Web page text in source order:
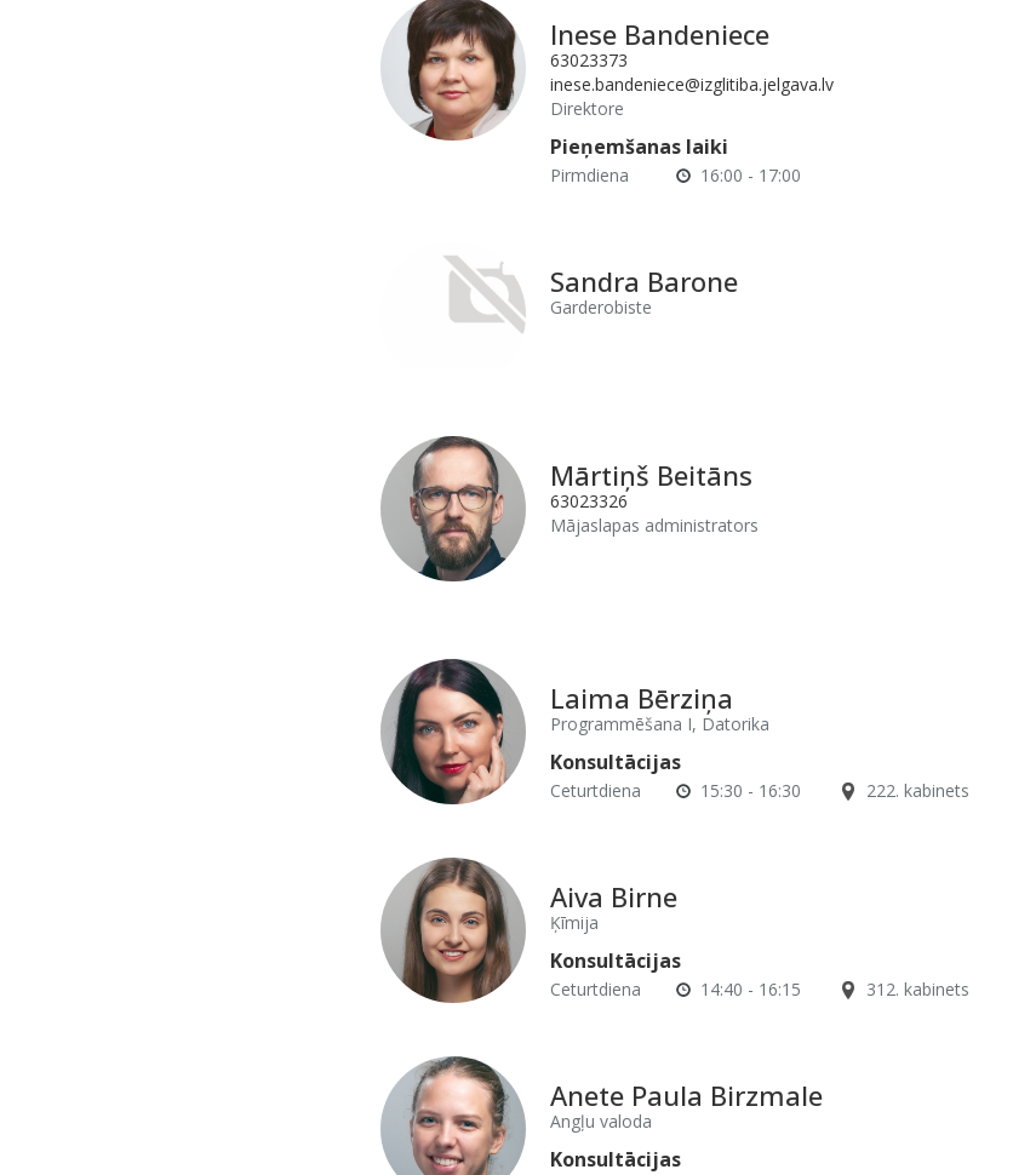
Inese Bandeniece
63023373
inese.bandeniece@izglitiba.jelgava.lv
Direktore
Pieņemšanas laiki
Pirmdiena 16:00 - 17:00
Sandra Barone
Garderobiste
Mārtiņš Beitāns
63023326
Mājaslapas administrators
Laima Bērziņa
Programmēšana I, Datorika
Konsultācijas
Ceturtdiena 15:30 - 16:30 222. kabinets
Aiva Birne
Ķīmija
Konsultācijas
Ceturtdiena 14:40 - 16:15 312. kabinets
Anete Paula Birzmale
Angļu valoda
Konsultācijas